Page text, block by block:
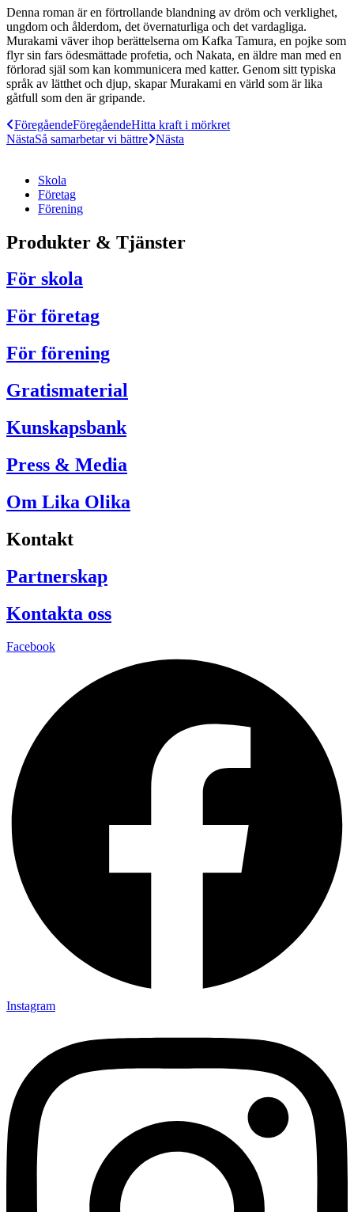
Denna roman är en förtrollande blandning av dröm och verklighet,
ungdom och ålderdom, det övernaturliga och det vardagliga.
Murakami väver ihop berättelserna om Kafka Tamura, en pojke som
flyr sin fars ödesmättade profetia, och Nakata, en äldre man med en
förlorad själ som kan kommunicera med katter. Genom sitt typiska
språk av lätthet och djup, skapar Murakami en värld som är lika
gåtfull som den är gripande.
FöregåendeFöregåendeHitta kraft i mörkret
NästaSå samarbetar vi bättre Nästa
Skola
Företag
Förening
Produkter & Tjänster
För skola
För företag
För förening
Gratismaterial
Kunskapsbank
Press & Media
Om Lika Olika
Kontakt
Partnerskap
Kontakta oss
Facebook
Instagram